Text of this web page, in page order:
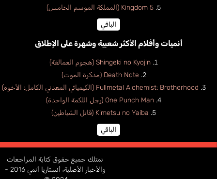
Kingdom 5 (المملكة الموسم الخامس)
الباقي
أنميات وأفلام الأكثر شعبية وشهرة على الإطلاق
Shingeki no Kyojin (هجوم العمالقة)
Death Note (مذكرة الموت)
Fullmetal Alchemist: Brotherhood (الكيميائي المعدني الكامل: الأخوة)
One Punch Man (رجل اللكمة الواحدة)
Kimetsu no Yaiba (قاتل الشياطين)
الباقي
نمتلك جميع حقوق كتابة المراجعات
والأخبار الأصلية، أنستازيا أنمي 2016 -